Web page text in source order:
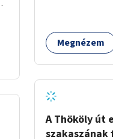
Megnézem
A Thököly út
szakaszának